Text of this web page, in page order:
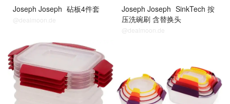
Joseph Joseph 砧板4件套
@dealmoon.de
Joseph Joseph SinkTech 按
压洗碗刷 含替换头
@dealmoon.de